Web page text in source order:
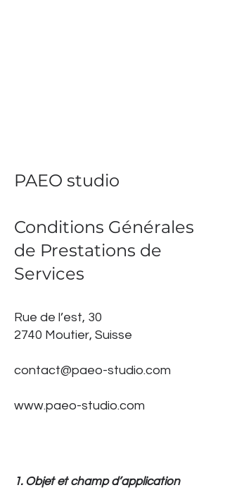
PAEO studio
Conditions Générales
de Prestations de
Services
Rue de l’est, 30
2740 Moutier, Suisse
contact@paeo-studio.com
www.paeo-studio.com
1. Objet et champ d’application